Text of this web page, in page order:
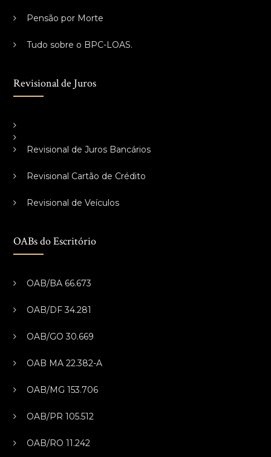
Pensão por Morte
Tudo sobre o BPC-LOAS.
Revisional de Juros
Revisional de Juros Bancários
Revisional Cartão de Crédito
Revisional de Veículos
OABs do Escritório
OAB/BA 66.673
OAB/DF 34.281
OAB/GO 30.669
OAB MA 22.382-A
OAB/MG 153.706
OAB/PR 105.512
OAB/RO 11.242